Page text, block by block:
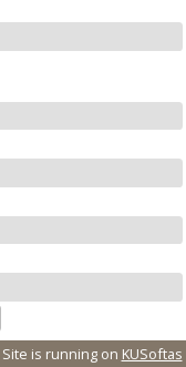
Site is running on KUSoftas